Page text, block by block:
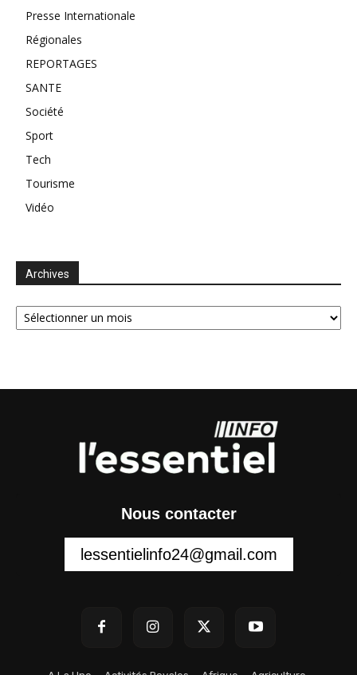
Presse Internationale
Régionales
REPORTAGES
SANTE
Société
Sport
Tech
Tourisme
Vidéo
Archives
Archives
Nous contacter
lessentielinfo24@gmail.com